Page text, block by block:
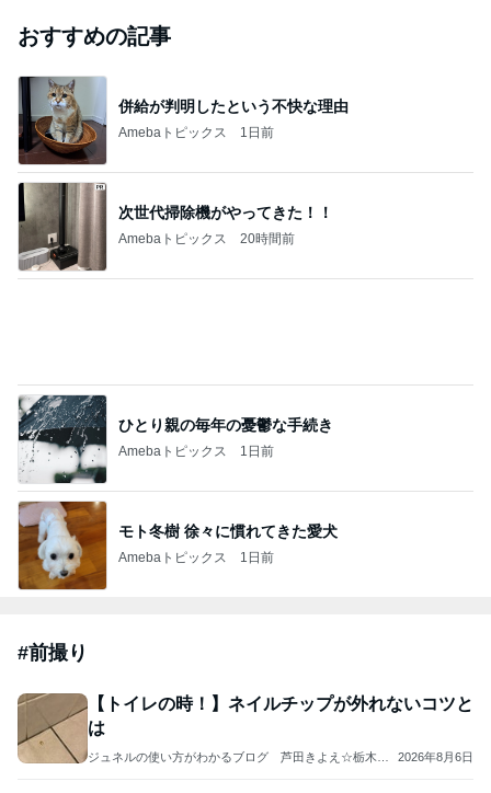
おすすめの記事
併給が判明したという不快な理由
Amebaトピックス 1日前
次世代掃除機がやってきた！！
Amebaトピックス 20時間前
ひとり親の毎年の憂鬱な手続き
Amebaトピックス 1日前
モト冬樹 徐々に慣れてきた愛犬
Amebaトピックス 1日前
#前撮り
【トイレの時！】ネイルチップが外れないコツと
は
ジュネルの使い方がわかるブログ 芦田きよえ☆栃木県
2026年8月6日